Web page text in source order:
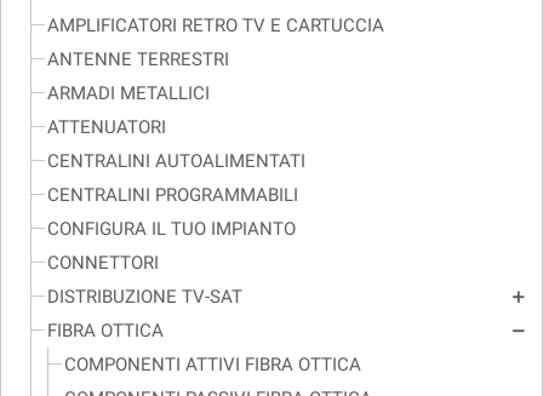
AMPLIFICATORI RETRO TV E CARTUCCIA
ANTENNE TERRESTRI
ARMADI METALLICI
ATTENUATORI
CENTRALINI AUTOALIMENTATI
CENTRALINI PROGRAMMABILI
CONFIGURA IL TUO IMPIANTO
CONNETTORI
DISTRIBUZIONE TV-SAT
add
FIBRA OTTICA remove
COMPONENTI ATTIVI FIBRA OTTICA